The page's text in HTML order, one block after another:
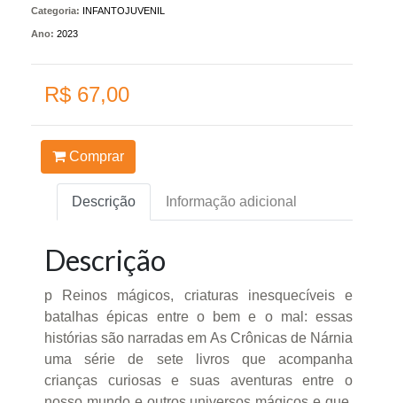
Categoria: INFANTOJUVENIL
Ano: 2023
R$ 67,00
Comprar
Descrição Informação adicional
Descrição
p Reinos mágicos, criaturas inesquecíveis e
batalhas épicas entre o bem e o mal: essas
histórias são narradas em As Crônicas de Nárnia
uma série de sete livros que acompanha
crianças curiosas e suas aventuras entre o